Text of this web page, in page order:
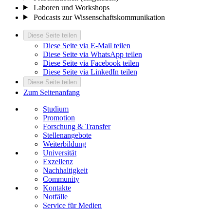
Laboren und Workshops
Podcasts zur Wissenschaftskommunikation
Diese Seite teilen
Diese Seite via E-Mail teilen
Diese Seite via WhatsApp teilen
Diese Seite via Facebook teilen
Diese Seite via LinkedIn teilen
Diese Seite teilen
Zum Seitenanfang
Studium
Promotion
Forschung & Transfer
Stellenangebote
Weiterbildung
Universität
Exzellenz
Nachhaltigkeit
Community
Kontakte
Notfälle
Service für Medien